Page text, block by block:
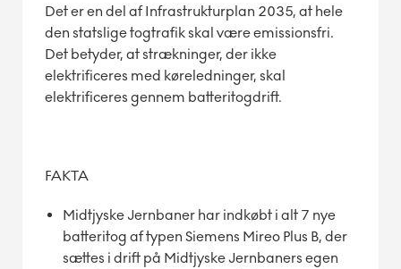
Det er en del af Infrastrukturplan 2035, at hele
den statslige togtrafik skal være emissionsfri.
Det betyder, at strækninger, der ikke
elektrificeres med køreledninger, skal
elektrificeres gennem batteritogdrift.
FAKTA
Midtjyske Jernbaner har indkøbt i alt 7 nye
batteritog af typen Siemens Mireo Plus B, der
sættes i drift på Midtjyske Jernbaners egen